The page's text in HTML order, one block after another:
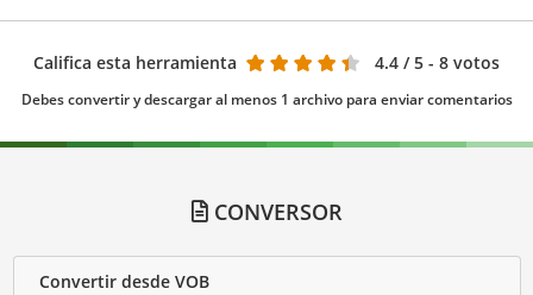
Califica esta herramienta 4.4 / 5 - 8 votos
Debes convertir y descargar al menos 1 archivo para enviar comentarios
CONVERSOR
Convertir desde VOB